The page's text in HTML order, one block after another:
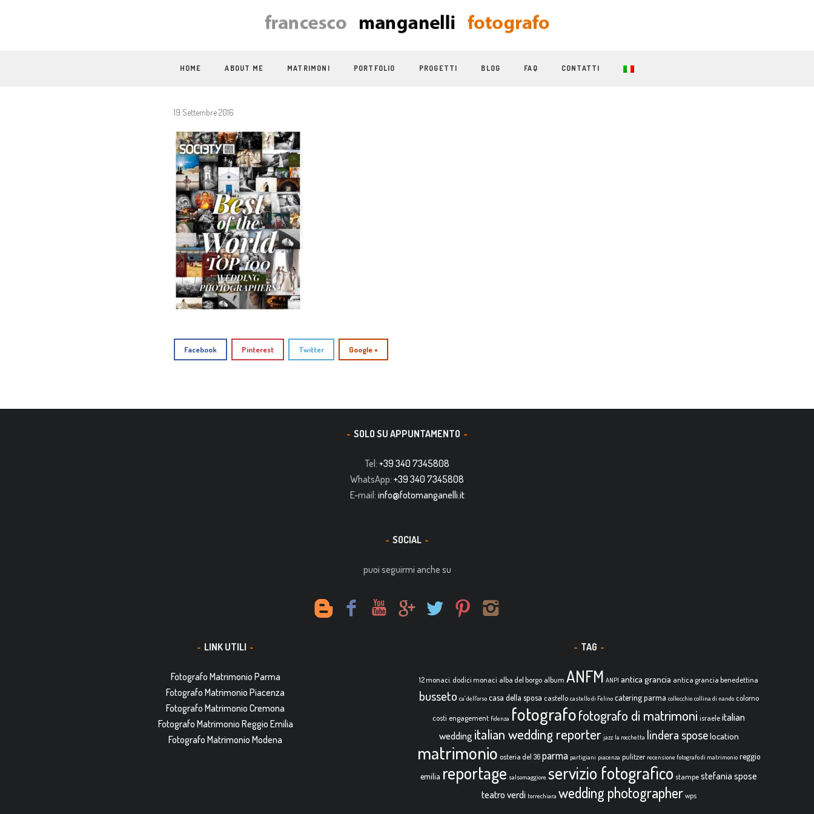
HOME ABOUT ME MATRIMONI PORTFOLIO PROGETTI BLOG FAQ CONTATTI
19 Settembre 2016
Facebook Pinterest Twitter Google +
SOLO SU APPUNTAMENTO
Tel: +39 340 7345808
WhatsApp: +39 340 7345808
E-mail: info@fotomanganelli.it
SOCIAL
puoi seguirmi anche su
LINK UTILI
Fotografo Matrimonio Parma
Fotografo Matrimonio Piacenza
Fotografo Matrimonio Cremona
Fotografo Matrimonio Reggio Emilia
Fotografo Matrimonio Modena
TAG
12 monaci. dodici monaci alba del borgo album ANFM ANPI antica grancia antica grancia benedettina
busseto ca' dell'orso casa della sposa castello castello di Felino catering parma collecchio collina di nando colorno
costi engagement fidenza fotografofotografo di matrimoni israeleitalian
wedding italian wedding reporter jazz la rocchetta lindera sposelocation
matrimonio osteria del 36 parma partigiani piacenza pulitzer recensione fotografo di matrimonio reggio
emilia reportage salsomaggiore servizio fotografico stampestefania spose
teatro verdi torrechiara wedding photographer wps